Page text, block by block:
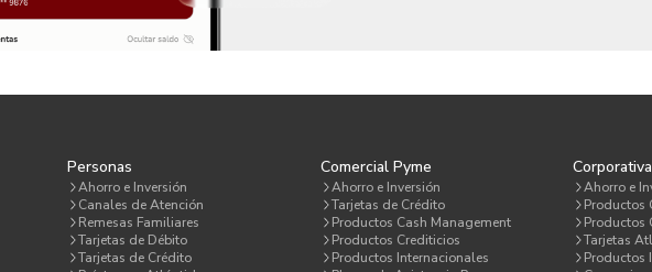
Personas
Ahorro e Inversión
Canales de Atención
Remesas Familiares
Tarjetas de Débito
Tarjetas de Crédito
Comercial Pyme
Ahorro e Inversión
Tarjetas de Crédito
Productos Cash Management
Productos Crediticios
Productos Internacionales
Corporativa
Ahorro e
Productos
Productos
Tarjetas
Productos